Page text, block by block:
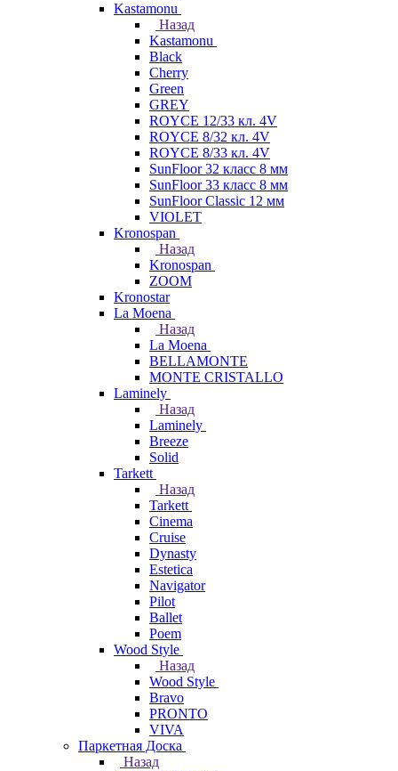
Kastamonu
Назад
Kastamonu
Black
Cherry
Green
GREY
ROYCE 12/33 кл. 4V
ROYCE 8/32 кл. 4V
ROYCE 8/33 кл. 4V
SunFloor 32 класс 8 мм
SunFloor 33 класс 8 мм
SunFloor Classic 12 мм
VIOLET
Kronospan
Назад
Kronospan
ZOOM
Kronostar
La Moena
Назад
La Moena
BELLAMONTE
MONTE CRISTALLO
Laminely
Назад
Laminely
Breeze
Solid
Tarkett
Назад
Tarkett
Cinema
Cruise
Dynasty
Estetica
Navigator
Pilot
Ballet
Poem
Wood Style
Назад
Wood Style
Bravo
PRONTO
VIVA
Паркетная Доска
Назад